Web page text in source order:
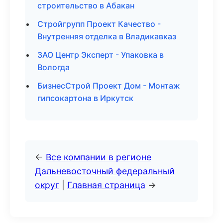
строительство в Абакан
Стройгрупп Проект Качество -
Внутренняя отделка в Владикавказ
ЗАО Центр Эксперт - Упаковка в
Вологда
БизнесСтрой Проект Дом - Монтаж
гипсокартона в Иркутск
← Все компании в регионе
Дальневосточный федеральный
округ
Главная страница →